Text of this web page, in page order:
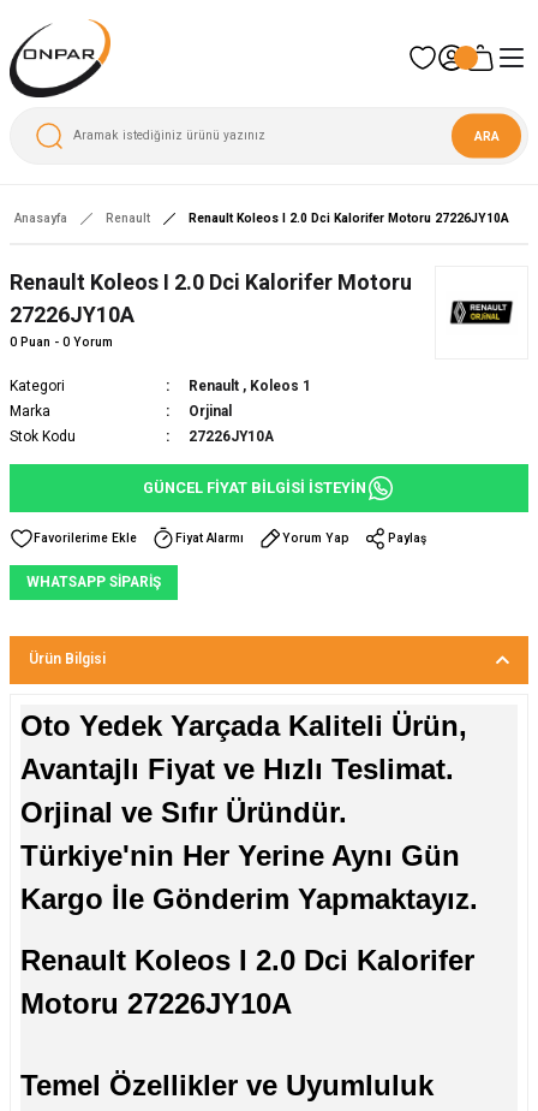
ARA
Anasayfa Renault Renault Koleos I 2.0 Dci Kalorifer Motoru 27226JY10A
Renault Koleos I 2.0 Dci Kalorifer Motoru
27226JY10A
0 Puan - 0 Yorum
Kategori Renault , Koleos 1
Marka
Orjinal
Stok Kodu
27226JY10A
GÜNCEL FİYAT BİLGİSİ İSTEYİN
Fiyat Alarmı Yorum Yap Paylaş
WHATSAPP SİPARİŞ
Ürün Bilgisi
Oto Yedek Yarçada Kaliteli Ürün,
Avantajlı Fiyat ve Hızlı Teslimat.
Orjinal ve Sıfır Üründür.
Türkiye'nin Her Yerine Aynı Gün
Kargo İle Gönderim Yapmaktayız.
Renault Koleos I 2.0 Dci Kalorifer
Motoru 27226JY10A
Temel Özellikler ve Uyumluluk